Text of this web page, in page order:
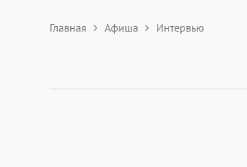
Главная Афиша Интервью